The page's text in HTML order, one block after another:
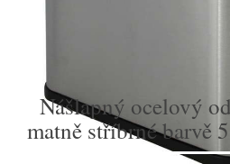
Nášlapný ocelový
matně stříbrné barvě